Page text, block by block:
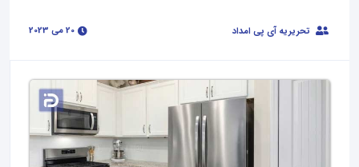
تحریریه آی پی امداد